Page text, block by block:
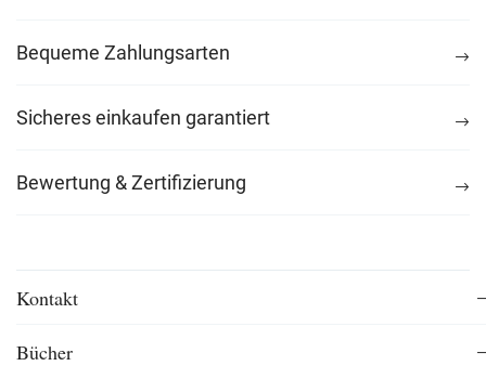
Bequeme Zahlungsarten
Sicheres einkaufen garantiert
Bewertung & Zertifizierung
Kontakt
Bücher